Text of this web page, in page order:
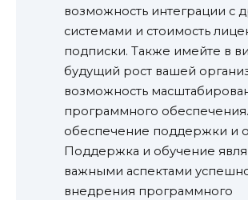
возможность интеграции с
системами и стоимость
подписки. Также имейте в
будущий рост вашей
возможность
программного обеспечения.
обеспечение поддержки и
Поддержка и обучение
важными аспектами
внедрения программного